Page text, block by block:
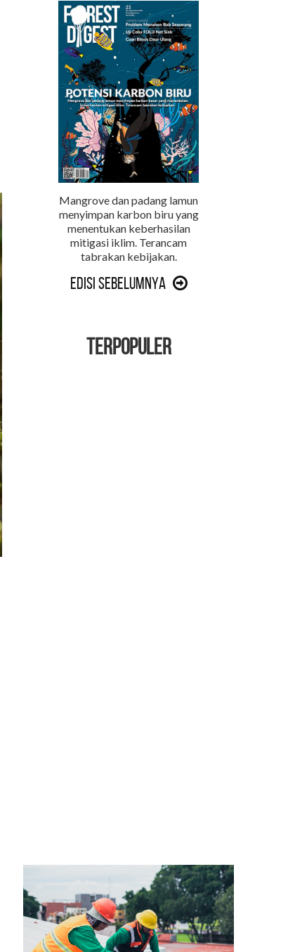
Mangrove dan padang lamun
menyimpan karbon biru yang
menentukan keberhasilan
mitigasi iklim. Terancam
tabrakan kebijakan.
Edisi Sebelumnya
TERPOPULER